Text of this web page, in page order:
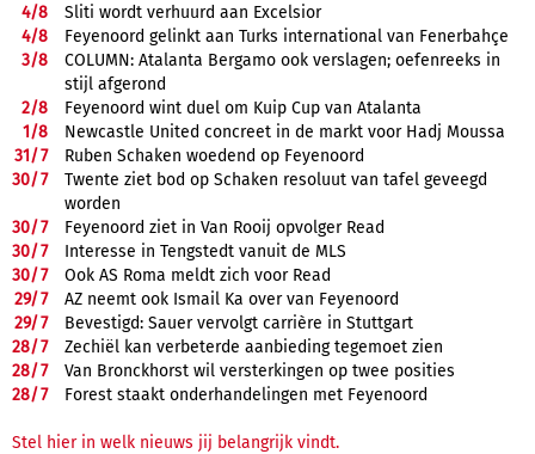
4/8
Sliti wordt verhuurd aan Excelsior
4/8
Feyenoord gelinkt aan Turks international van Fenerbahçe
3/8
COLUMN: Atalanta Bergamo ook verslagen; oefenreeks in
stijl afgerond
2/8
Feyenoord wint duel om Kuip Cup van Atalanta
1/8
Newcastle United concreet in de markt voor Hadj Moussa
31/7
Ruben Schaken woedend op Feyenoord
30/7
Twente ziet bod op Schaken resoluut van tafel geveegd
worden
30/7
Feyenoord ziet in Van Rooij opvolger Read
30/7
Interesse in Tengstedt vanuit de MLS
30/7
Ook AS Roma meldt zich voor Read
29/7
AZ neemt ook Ismail Ka over van Feyenoord
29/7
Bevestigd: Sauer vervolgt carrière in Stuttgart
28/7
Zechiël kan verbeterde aanbieding tegemoet zien
28/7
Van Bronckhorst wil versterkingen op twee posities
28/7 Forest staakt onderhandelingen met Feyenoord
Stel hier in welk nieuws jij belangrijk vindt.